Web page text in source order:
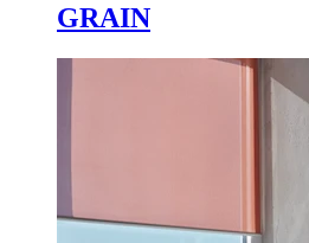
GRAIN